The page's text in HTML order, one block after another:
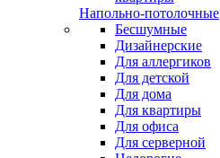
Напольно-потолочные
Бесшумные
Дизайнерские
Для аллергиков
Для детской
Для дома
Для квартиры
Для офиса
Для серверной